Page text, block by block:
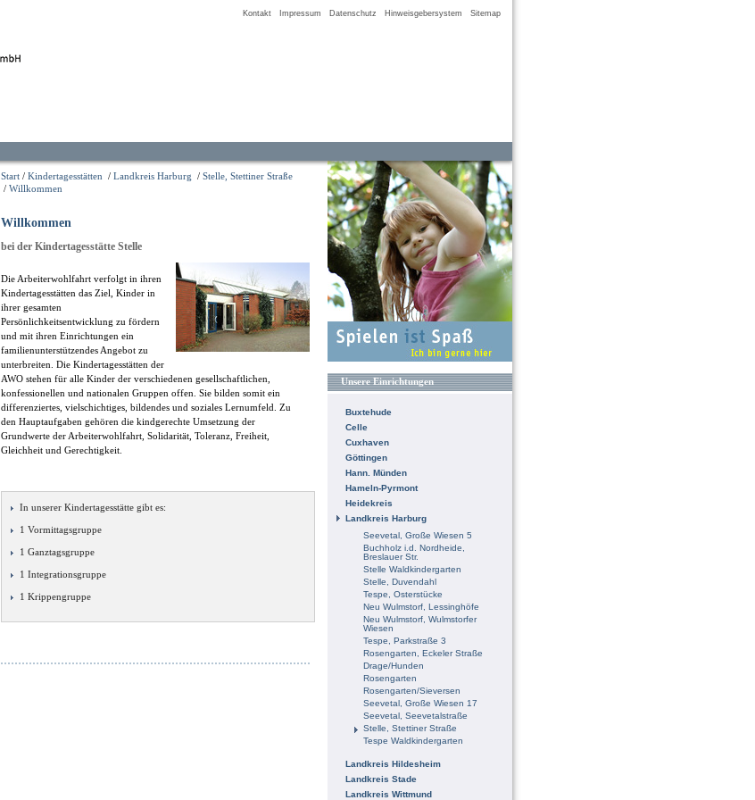
Kontakt Impressum Datenschutz Hinweisgebersystem Sitemap
Start / Kindertagesstätten / Landkreis Harburg / Stelle, Stettiner Straße
/ Willkommen
Willkommen
bei der Kindertagesstätte Stelle
Die Arbeiterwohlfahrt verfolgt in ihren
Kindertagesstätten das Ziel, Kinder in
ihrer gesamten
Persönlichkeitsentwicklung zu fördern
und mit ihren Einrichtungen ein
familienunterstützendes Angebot zu
unterbreiten. Die Kindertagesstätten der
AWO stehen für alle Kinder der verschiedenen gesellschaftlichen,
konfessionellen und nationalen Gruppen offen. Sie bilden somit ein
differenziertes, vielschichtiges, bildendes und soziales Lernumfeld. Zu
den Hauptaufgaben gehören die kindgerechte Umsetzung der
Grundwerte der Arbeiterwohlfahrt, Solidarität, Toleranz, Freiheit,
Gleichheit und Gerechtigkeit.
In unserer Kindertagesstätte gibt es:
1 Vormittagsgruppe
1 Ganztagsgruppe
1 Integrationsgruppe
1 Krippengruppe
Unsere Einrichtungen
Buxtehude
Celle
Cuxhaven
Göttingen
Hann. Münden
Hameln-Pyrmont
Heidekreis
Landkreis Harburg
Seevetal, Große Wiesen 5
Buchholz i.d. Nordheide,
Breslauer Str.
Stelle Waldkindergarten
Stelle, Duvendahl
Tespe, Osterstücke
Neu Wulmstorf, Lessinghöfe
Neu Wulmstorf, Wulmstorfer
Wiesen
Tespe, Parkstraße 3
Rosengarten, Eckeler Straße
Drage/Hunden
Rosengarten
Rosengarten/Sieversen
Seevetal, Große Wiesen 17
Seevetal, Seevetalstraße
Stelle, Stettiner Straße
Tespe Waldkindergarten
Landkreis Hildesheim
Landkreis Stade
Landkreis Wittmund